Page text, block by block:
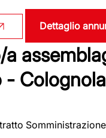
Dettaglio
-
Somministrazione